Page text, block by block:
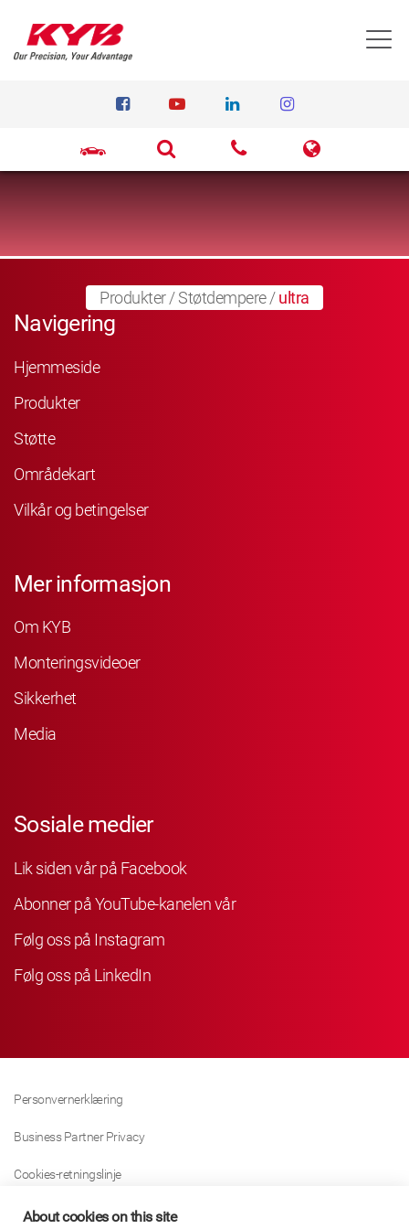
Produkter/Støtdempere/ultra
Navigering
Hjemmeside
Produkter
Støtte
Områdekart
Vilkår og betingelser
Mer informasjon
Om KYB
Monteringsvideoer
Sikkerhet
Media
Sosiale medier
Lik siden vår på Facebook
Abonner på YouTube-kanelen vår
Følg oss på Instagram
Følg oss på LinkedIn
Personvernerklæring
Business Partner Privacy
Cookies-retningslinje
Modern Slavery Act Policy
About cookies on this site